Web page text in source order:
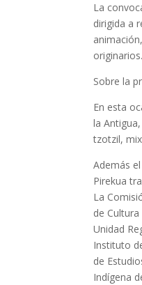
La
dirigida a
originarios.
Sobre la
En esta
la
tzotzil,
Además
Pirekua
La
de
Unidad
Instituto
de
Indígena